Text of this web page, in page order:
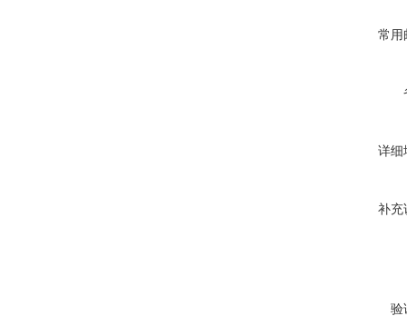
常用
详细
补充
验